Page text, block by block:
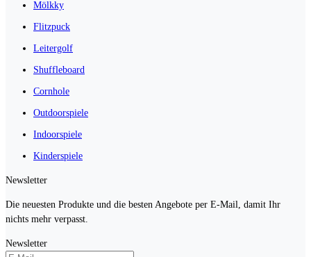
Mölkky
Flitzpuck
Leitergolf
Shuffleboard
Cornhole
Outdoorspiele
Indoorspiele
Kinderspiele
Newsletter
Die neuesten Produkte und die besten Angebote per E-Mail, damit Ihr
nichts mehr verpasst.
Newsletter